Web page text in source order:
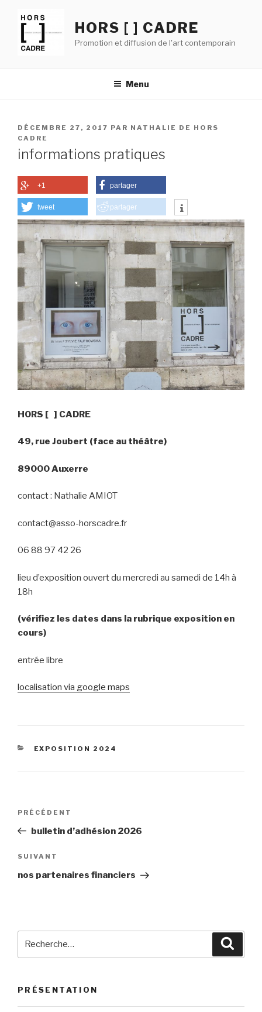
contenu
principal
HORS [ ] CADRE
Promotion et diffusion de l'art contemporain
Menu
PUBLIÉ
LE
DÉCEMBRE 27, 2017 PAR NATHALIE DE HORS
CADRE
informations pratiques
+1 partager
tweet partager
HORS [ ] CADRE
49, rue Joubert (face au théâtre)
89000 Auxerre
contact : Nathalie AMIOT
contact@asso-horscadre.fr
06 88 97 42 26
lieu d’exposition ouvert du mercredi au samedi de 14h à
18h
(vérifiez les dates dans la rubrique exposition en
cours)
entrée libre
localisation via google maps
CATÉGORIES
EXPOSITION 2024
Navigation
l’article
Article
précédent
PRÉCÉDENT
bulletin d’adhésion 2026
Article
suivant
SUIVANT
nos partenaires financiers
PRÉSENTATION